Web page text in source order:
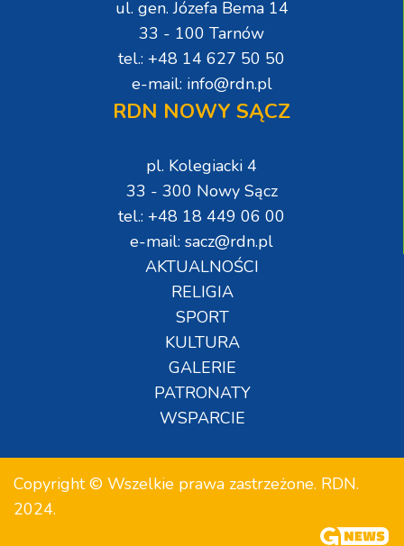
ul. gen. Józefa Bema 14
33 - 100 Tarnów
tel.: +48 14 627 50 50
e-mail: info@rdn.pl
RDN NOWY SĄCZ
pl. Kolegiacki 4
33 - 300 Nowy Sącz
tel.: +48 18 449 06 00
e-mail: sacz@rdn.pl
AKTUALNOŚCI
RELIGIA
SPORT
KULTURA
GALERIE
PATRONATY
WSPARCIE
Copyright © Wszelkie prawa zastrzeżone. RDN.
2024.